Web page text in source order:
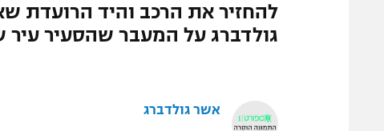
להחזיר את הרכב והיד הרועדת
גולדברג על המעבר שהסעיר
אשר גולדברג